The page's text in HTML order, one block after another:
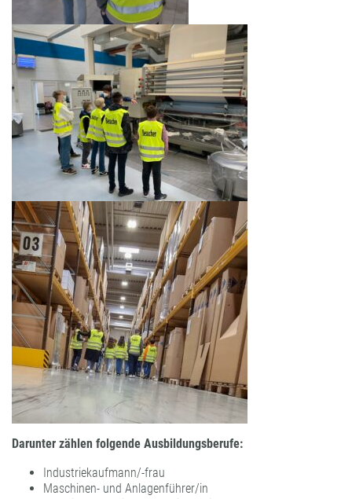
Darunter zählen folgende Ausbildungsberufe:
Industriekaufmann/-frau
Maschinen- und Anlagenführer/in